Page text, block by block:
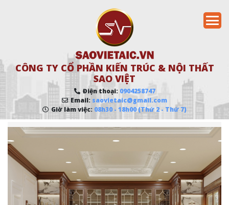
CÔNG TY CỔ PHẦN KIẾN TRÚC & NỘI THẤT
SAO VIỆT
Điện thoại: 0904258747
Email: saovietaic@gmail.com
Giờ làm việc: 08h30 - 18h00 (Thứ 2 - Thứ 7)